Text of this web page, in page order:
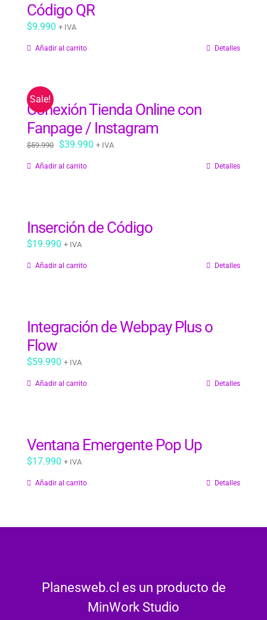
Código QR
$9.990 + IVA
Añadir al carrito Detalles
Sale!
Conexión Tienda Online con
Fanpage / Instagram
$59.990 El
original
$39.990 El
+ IVA
Añadir al carrito Detalles
Inserción de Código
$19.990 + IVA
Añadir al carrito Detalles
Integración de Webpay Plus o
Flow
$59.990 + IVA
Añadir al carrito Detalles
Ventana Emergente Pop Up
$17.990 + IVA
Añadir al carrito Detalles
Planesweb.cl es un producto de
MinWork Studio